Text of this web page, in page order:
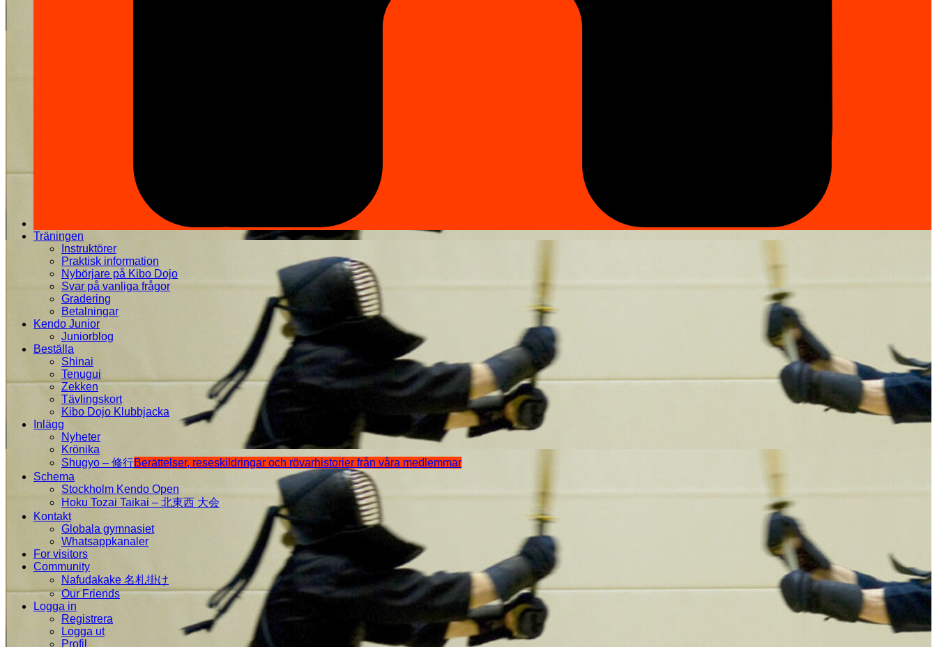
Träningen
Instruktörer
Praktisk information
Nybörjare på Kibo Dojo
Svar på vanliga frågor
Gradering
Betalningar
Kendo Junior
Juniorblog
Beställa
Shinai
Tenugui
Zekken
Tävlingskort
Kibo Dojo Klubbjacka
Inlägg
Nyheter
Krönika
Shugyo – 修行Berättelser, reseskildringar och rövarhistorier från våra medlemmar
Schema
Stockholm Kendo Open
Hoku Tozai Taikai – 北東西 大会
Kontakt
Globala gymnasiet
Whatsappkanaler
For visitors
Community
Nafudakake 名札掛け
Our Friends
Logga in
Registrera
Logga ut
Profil